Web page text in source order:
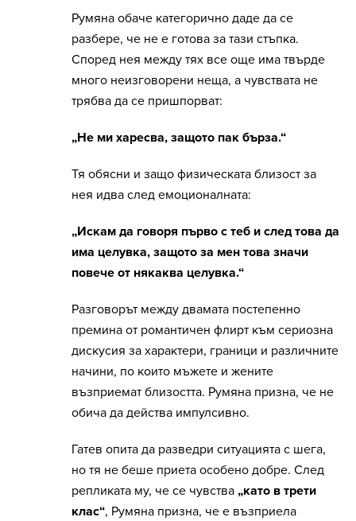
Румяна обаче категорично даде да се
разбере, че не е готова за тази стъпка.
Според нея между тях все още има твърде
много неизговорени неща, а чувствата не
трябва да се пришпорват:
„Не ми харесва, защото пак бърза.“
Тя обясни и защо физическата близост за
нея идва след емоционалната:
„Искам да говоря първо с теб и след това да
има целувка, защото за мен това значи
повече от някаква целувка.“
Разговорът между двамата постепенно
премина от романтичен флирт към сериозна
дискусия за характери, граници и различните
начини, по които мъжете и жените
възприемат близостта. Румяна призна, че не
обича да действа импулсивно.
Гатев опита да разведри ситуацията с шега,
но тя не беше приета особено добре. След
репликата му, че се чувства „като в трети
клас“, Румяна призна, че е възприела